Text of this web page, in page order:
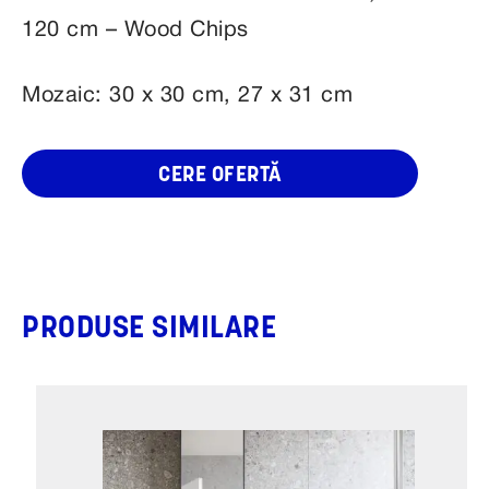
120 cm – Wood Chips
Mozaic: 30 x 30 cm, 27 x 31 cm
CERE OFERTĂ
PRODUSE SIMILARE